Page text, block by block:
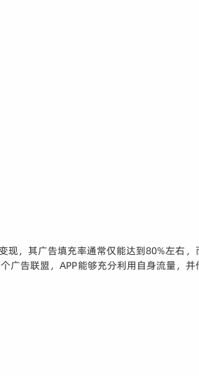
现，其广告填充率通常仅能达到80%左右
告联盟，APP能够充分利用自身流量，